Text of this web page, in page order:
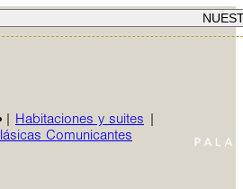
| Habitaciones y suites |
Comunicantes